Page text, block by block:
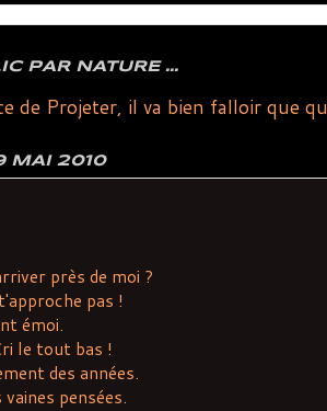
PAR NATURE ...
de Projeter, il va bien falloir que
MAI 2010
près de moi ?
pas !
émoi.
le tout bas !
des années.
pensées.